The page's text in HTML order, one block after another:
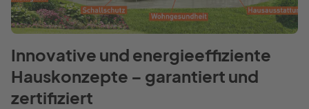
Innovative und energieeffiziente
Hauskonzepte – garantiert und
zertifiziert